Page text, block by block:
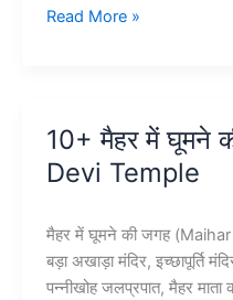
वैष्णो
जानकारी
Devi
Yatra
Read More »
10+ मैहर में घूमने
Devi Temple
मैहर में घूमने की जगह (Maihar
बड़ा अखाड़ा मंदिर, इच्छापूर्ति
पन्नीखोह जलप्रपात, मैहर माता